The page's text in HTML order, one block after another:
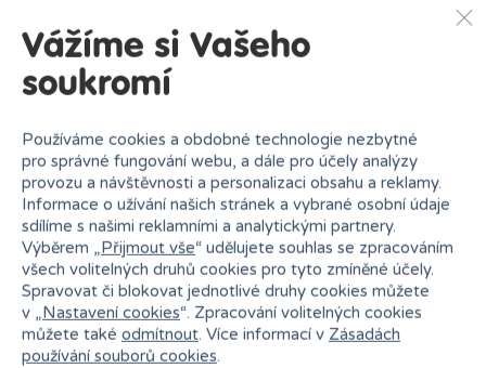
Vážíme si Vašeho
soukromí
Používáme cookies a obdobné technologie nezbytné
pro správné fungování webu, a dále pro účely analýzy
provozu a návštěvnosti a personalizaci obsahu a reklamy.
Informace o užívání našich stránek a vybrané osobní údaje
sdílíme s našimi reklamními a analytickými partnery.
Výběrem „Přijmout vše“ udělujete souhlas se zpracováním
všech volitelných druhů cookies pro tyto zmíněné účely.
Spravovat či blokovat jednotlivé druhy cookies můžete
v „Nastavení cookies“. Zpracování volitelných cookies
můžete také odmítnout. Více informací v Zásadách
používání souborů cookies.